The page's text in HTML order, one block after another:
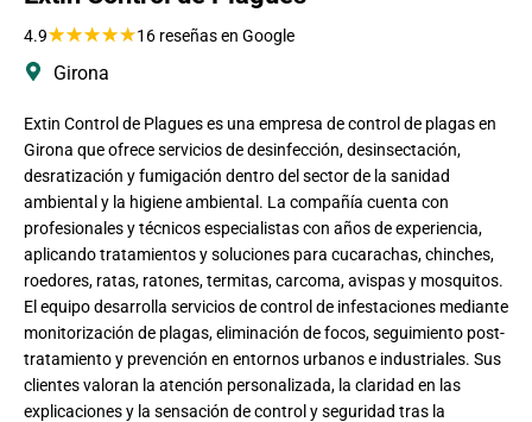
4.9★★★★★16 reseñas en Google
Girona
Extin Control de Plagues es una empresa de control de plagas en
Girona que ofrece servicios de desinfección, desinsectación,
desratización y fumigación dentro del sector de la sanidad
ambiental y la higiene ambiental. La compañía cuenta con
profesionales y técnicos especialistas con años de experiencia,
aplicando tratamientos y soluciones para cucarachas, chinches,
roedores, ratas, ratones, termitas, carcoma, avispas y mosquitos.
El equipo desarrolla servicios de control de infestaciones mediante
monitorización de plagas, eliminación de focos, seguimiento post-
tratamiento y prevención en entornos urbanos e industriales. Sus
clientes valoran la atención personalizada, la claridad en las
explicaciones y la sensación de control y seguridad tras la